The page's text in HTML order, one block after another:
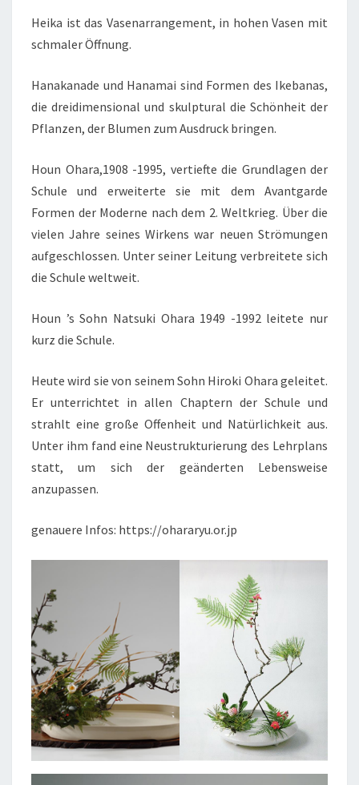
Heika ist das Vasenarrangement, in hohen Vasen mit
schmaler Öffnung.
Hanakanade und Hanamai sind Formen des Ikebanas,
die dreidimensional und skulptural die Schönheit der
Pflanzen, der Blumen zum Ausdruck bringen.
Houn Ohara,1908 -1995, vertiefte die Grundlagen der
Schule und erweiterte sie mit dem Avantgarde
Formen der Moderne nach dem 2. Weltkrieg. Über die
vielen Jahre seines Wirkens war neuen Strömungen
aufgeschlossen. Unter seiner Leitung verbreitete sich
die Schule weltweit.
Houn ’s Sohn Natsuki Ohara 1949 -1992 leitete nur
kurz die Schule.
Heute wird sie von seinem Sohn Hiroki Ohara geleitet.
Er unterrichtet in allen Chaptern der Schule und
strahlt eine große Offenheit und Natürlichkeit aus.
Unter ihm fand eine Neustrukturierung des Lehrplans
statt, um sich der geänderten Lebensweise
anzupassen.
genauere Infos: https://ohararyu.or.jp